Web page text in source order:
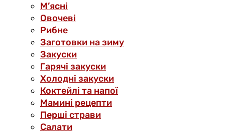
М’ясні
Овочеві
Рибне
Заготовки на зиму
Закуски
Гарячі закуски
Холодні закуски
Коктейлі та напої
Мамині рецепти
Перші страви
Салати